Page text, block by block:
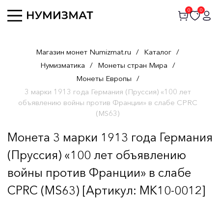
0 0
Магазин монет Numizmat.ru / Каталог /
Нумизматика / Монеты стран Мира /
Монеты Европы /
3 марки 1913 года Германия (Пруссия) «100 лет
объявлению войны против Франции» в слабе CPRC
(MS63)
Монета 3 марки 1913 года Германия
(Пруссия) «100 лет объявлению
войны против Франции» в слабе
CPRC (MS63) [Артикул: MK10-0012]